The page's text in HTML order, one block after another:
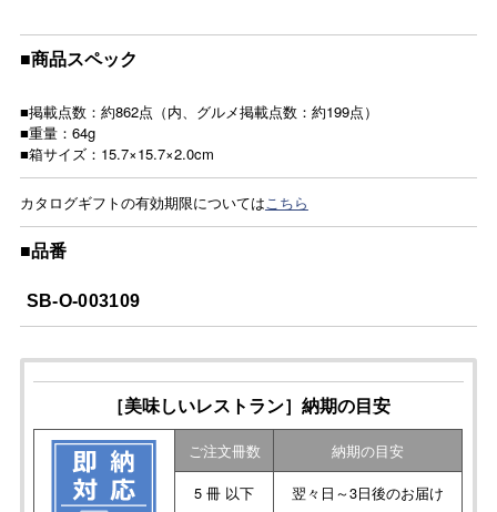
■商品スペック
■掲載点数：約862点（内、グルメ掲載点数：約199点）
■重量：64g
■箱サイズ：15.7×15.7×2.0cm
カタログギフトの有効期限についてはこちら
■品番
SB-O-003109
［美味しいレストラン］納期の目安
ご注文冊数
納期の目安
5 冊 以下
翌々日～3日後のお届け